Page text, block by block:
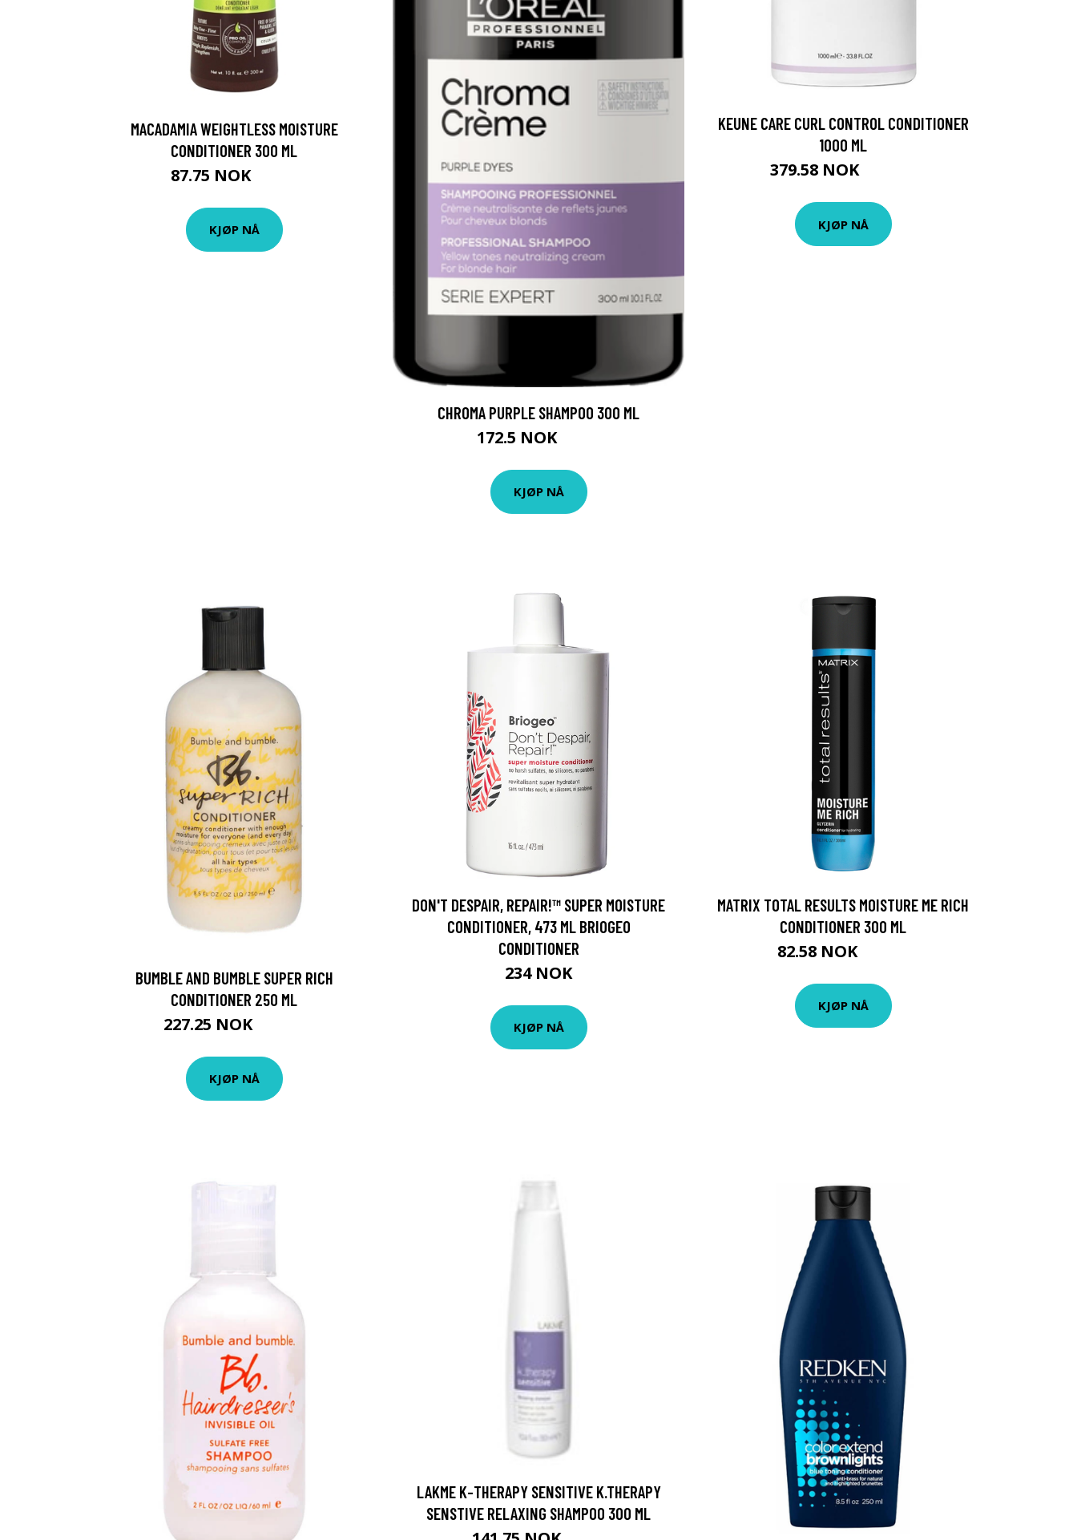
MACADAMIA WEIGHTLESS MOISTURE
CONDITIONER 300 ML
87.75 NOK
KJØP NÅ
CHROMA PURPLE SHAMPOO 300 ML
172.5 NOK
KJØP NÅ
KEUNE CARE CURL CONTROL CONDITIONER
1000 ML
379.58 NOK
KJØP NÅ
BUMBLE AND BUMBLE SUPER RICH
CONDITIONER 250 ML
227.25 NOK
KJØP NÅ
DON'T DESPAIR, REPAIR!™ SUPER MOISTURE
CONDITIONER, 473 ML BRIOGEO
CONDITIONER
234 NOK
KJØP NÅ
MATRIX TOTAL RESULTS MOISTURE ME RICH
CONDITIONER 300 ML
82.58 NOK
KJØP NÅ
LAKME K-THERAPY SENSITIVE K.THERAPY
SENSTIVE RELAXING SHAMPOO 300 ML